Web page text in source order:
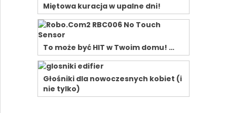
Miętowa kuracja w upalne dni!
To może być HIT w Twoim domu! …
Głośniki dla nowoczesnych kobiet (i
nie tylko)